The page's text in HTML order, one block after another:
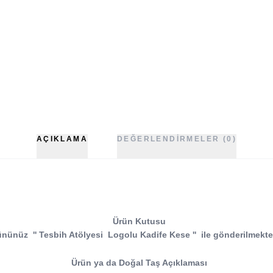
AÇIKLAMA DEĞERLENDIRMELER (0)
Ürün Kutusu
'' Tesbih Atölyesi Logolu Kadife Kese '' ile
Ürün ya da Doğal Taş Açıklaması